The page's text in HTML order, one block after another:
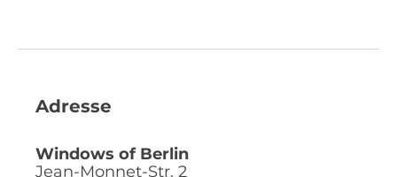
Adresse
Windows of Berlin
Jean-Monnet-Str. 2